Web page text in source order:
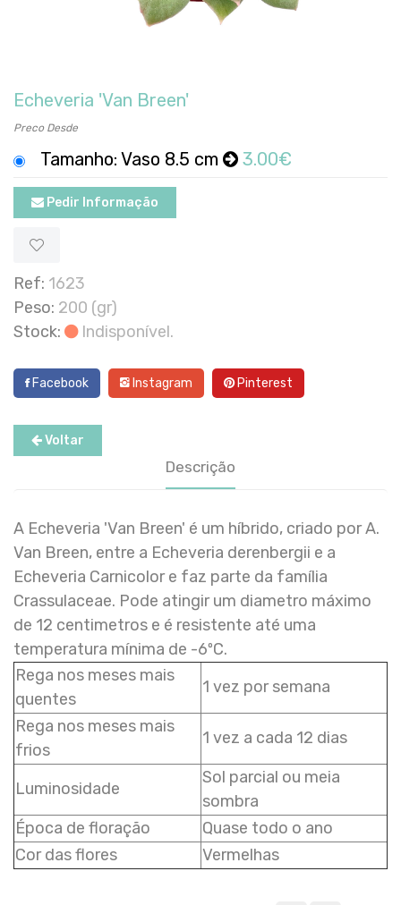
Echeveria 'Van Breen'
Preco Desde
Tamanho: Vaso 8.5 cm 3.00€
Pedir Informação
Ref: 1623
Peso: 200 (gr)
Stock:
Indisponível.
Facebook Instagram Pinterest
Voltar
Descrição
A Echeveria 'Van Breen' é um híbrido, criado por A.
Van Breen, entre a Echeveria derenbergii e a
Echeveria Carnicolor e faz parte da família
Crassulaceae. Pode atingir um diametro máximo
de 12 centimetros e é resistente até uma
temperatura mínima de -6ºC.
Rega nos meses mais
quentes
1 vez por semana
Rega nos meses mais
frios
1 vez a cada 12 dias
Luminosidade
Sol parcial ou meia
sombra
Época de floração
Quase todo o ano
Cor das flores
Vermelhas